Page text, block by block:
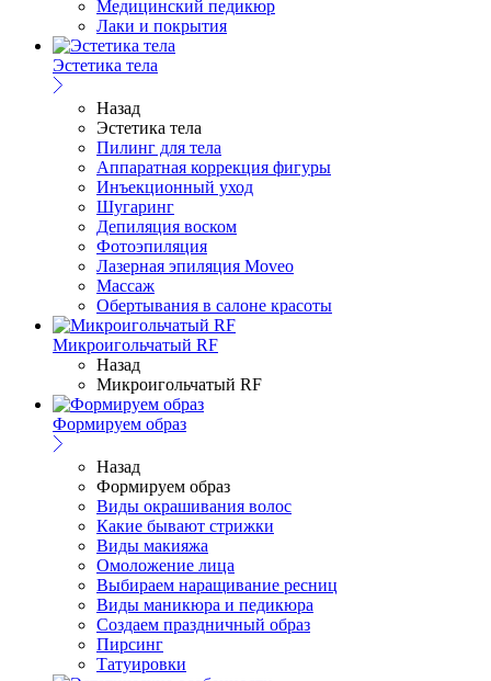
Медицинский педикюр
Лаки и покрытия
Эстетика тела
Назад
Эстетика тела
Пилинг для тела
Аппаратная коррекция фигуры
Инъекционный уход
Шугаринг
Депиляция воском
Фотоэпиляция
Лазерная эпиляция Moveo
Массаж
Обертывания в салоне красоты
Микроигольчатый RF
Назад
Микроигольчатый RF
Формируем образ
Назад
Формируем образ
Виды окрашивания волос
Какие бывают стрижки
Виды макияжа
Омоложение лица
Выбираем наращивание ресниц
Виды маникюра и педикюра
Создаем праздничный образ
Пирсинг
Татуировки